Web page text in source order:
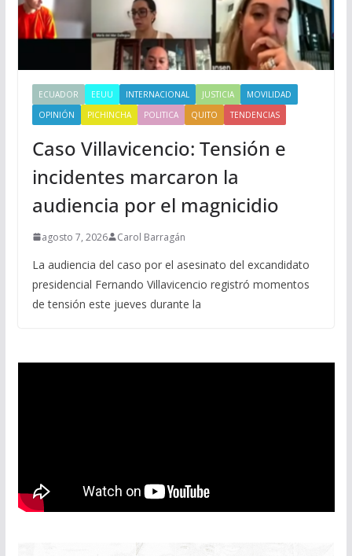
ECUADOR EEUU INTERNACIONAL JUSTICIA
MOVILIDAD
OPINIÓN
PICHINCHA POLITICA QUITO TENDENCIAS
Caso Villavicencio: Tensión e
incidentes marcaron la
audiencia por el magnicidio
agosto 7, 2026 Carol Barragán
La audiencia del caso por el asesinato del excandidato
presidencial Fernando Villavicencio registró momentos
de tensión este jueves durante la